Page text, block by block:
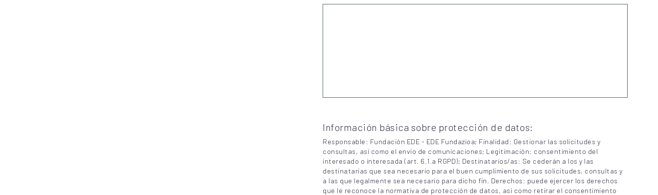
Información básica sobre protección de datos:
Responsable: Fundación EDE - EDE Fundazioa; Finalidad: Gestionar las solicitudes y
consultas, así como el envío de comunicaciones; Legitimación: consentimiento del
interesado o interesada (art. 6.1.a RGPD); Destinatarios/as: Se cederán a los y las
destinatarias que sea necesario para el buen cumplimiento de sus solicitudes, consultas y
a las que legalmente sea necesario para dicho fin. Derechos: puede ejercer los derechos
que le reconoce la normativa de protección de datos, así como retirar el consentimiento